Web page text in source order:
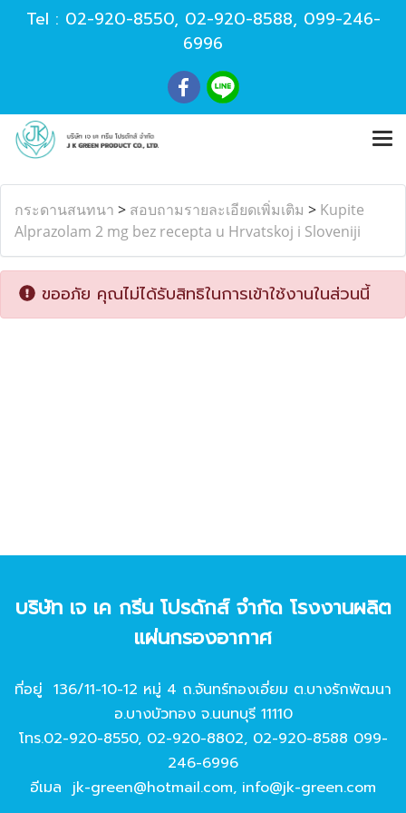
Tel : 02-920-8550, 02-920-8588, 099-246-
6996
กระดานสนทนา > สอบถามรายละเอียดเพิ่มเติม > Kupite
Alprazolam 2 mg bez recepta u Hrvatskoj i Sloveniji
ขออภัย คุณไม่ได้รับสิทธิในการเข้าใช้งานในส่วนนี้
บริษัท เจ เค กรีน โปรดักส์ จํากัด โรงงานผลิต
แผ่นกรองอากาศ
ที่อยู่ 136/11-10-12 หมู่ 4 ถ.จันทร์ทองเอี่ยม ต.บางรักพัฒนา
อ.บางบัวทอง จ.นนทบุรี 11110
โทร.02-920-8550, 02-920-8802, 02-920-8588 099-
246-6996
อีเมล jk-green@hotmail.com, info@jk-green.com